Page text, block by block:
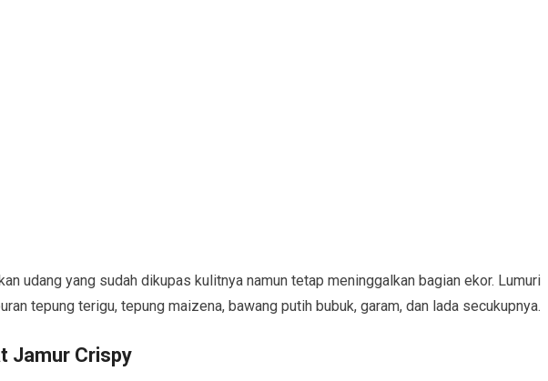
udang yang sudah dikupas kulitnya namun tetap meninggalkan bagian ekor. Lumuri
tepung terigu, tepung maizena, bawang putih bubuk, garam, dan lada secukupnya.
Jamur Crispy